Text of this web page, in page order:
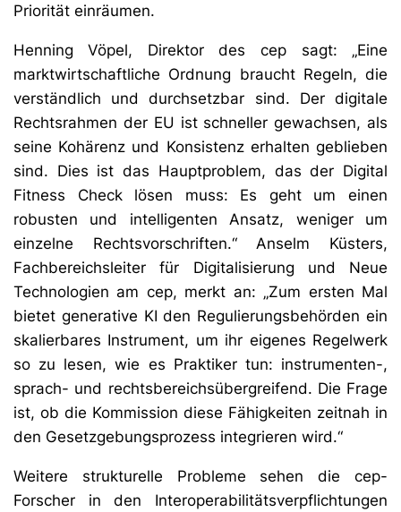
Priorität einräumen.
Henning Vöpel, Direktor des cep sagt: „Eine
marktwirtschaftliche Ordnung braucht Regeln, die
verständlich und durchsetzbar sind. Der digitale
Rechtsrahmen der EU ist schneller gewachsen, als
seine Kohärenz und Konsistenz erhalten geblieben
sind. Dies ist das Hauptproblem, das der Digital
Fitness Check lösen muss: Es geht um einen
robusten und intelligenten Ansatz, weniger um
einzelne Rechtsvorschriften.“ Anselm Küsters,
Fachbereichsleiter für Digitalisierung und Neue
Technologien am cep, merkt an: „Zum ersten Mal
bietet generative KI den Regulierungsbehörden ein
skalierbares Instrument, um ihr eigenes Regelwerk
so zu lesen, wie es Praktiker tun: instrumenten-,
sprach- und rechtsbereichsübergreifend. Die Frage
ist, ob die Kommission diese Fähigkeiten zeitnah in
den Gesetzgebungsprozess integrieren wird.“
Weitere strukturelle Probleme sehen die cep-
Forscher in den Interoperabilitätsverpflichtungen